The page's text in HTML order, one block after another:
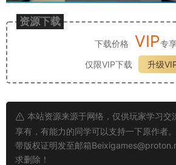
资源下载
下载价格 VIP专
仅限VIP下载
升级
本站资源来源于网络，仅供玩家学习交
享有，有能力的同学可以支持一下原作者
带版权证明发至邮箱
求删除！